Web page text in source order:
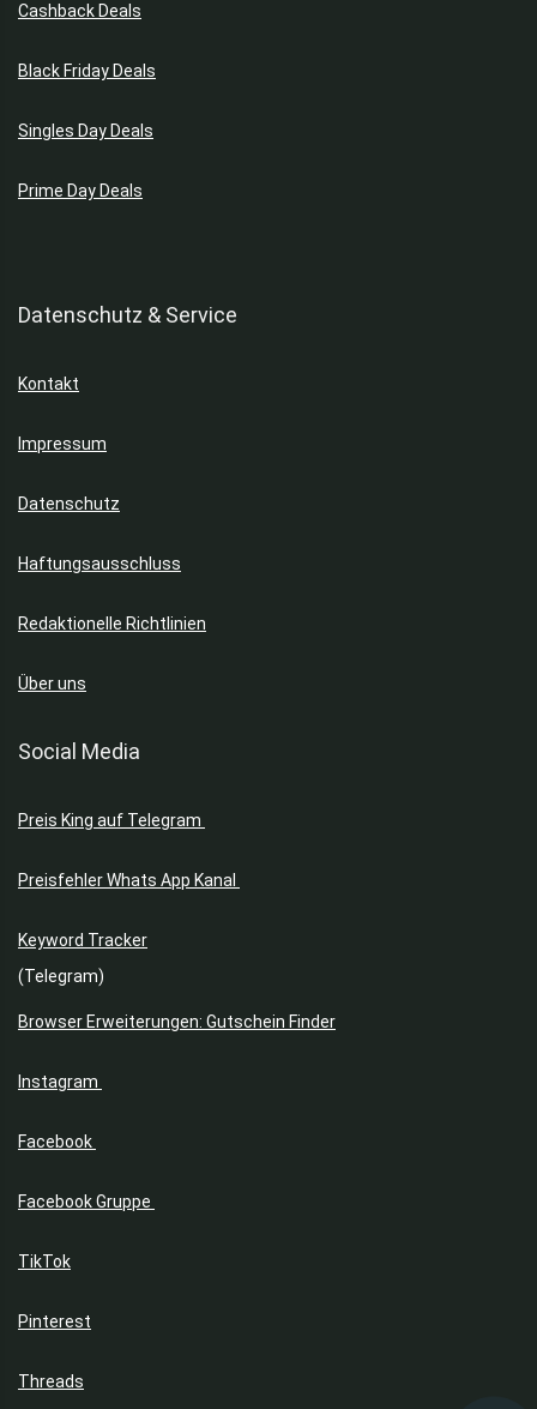
Cashback Deals
Black Friday Deals
Singles Day Deals
Prime Day Deals
Datenschutz & Service
Kontakt
Impressum
Datenschutz
Haftungsausschluss
Redaktionelle Richtlinien
Über uns
Social Media
Preis King auf Telegram
Preisfehler Whats App Kanal
Keyword Tracker
(Telegram)
Browser Erweiterungen: Gutschein Finder
Instagram
Facebook
Facebook Gruppe
TikTok
Pinterest
Threads